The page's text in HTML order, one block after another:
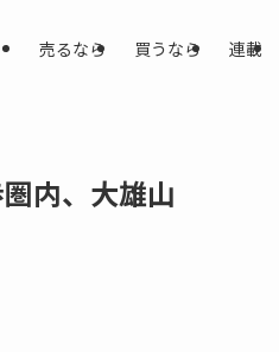
売るなら 買うなら 連載
内、大雄山